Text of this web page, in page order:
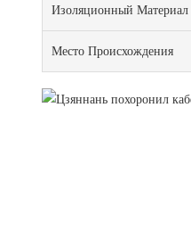
Изоляционный Материал
Место Происхождения